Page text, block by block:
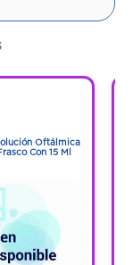
Oftálmica
Con 15 Ml